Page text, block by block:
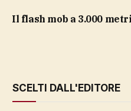
il flash mob a 3.000
SCELTI DALL'EDITORE